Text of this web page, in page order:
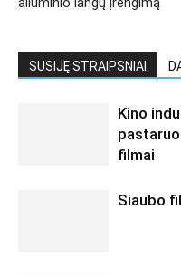
SUSIJĘ STRAIPSNIAI
Kino
filmai
Siaubo